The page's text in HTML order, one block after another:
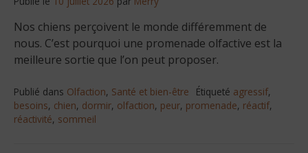
Nos chiens perçoivent le monde différemment de
nous. C’est pourquoi une promenade olfactive est la
meilleure sortie que l’on peut proposer.
Publié dans Olfaction, Santé et bien-être Étiqueté agressif,
besoins, chien, dormir, olfaction, peur, promenade, réactif,
réactivité, sommeil